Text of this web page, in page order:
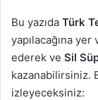
Bu yazıda Türk
yapılacağına
ederek ve Sil
kazanabilirsiniz.
izleyeceksiniz: